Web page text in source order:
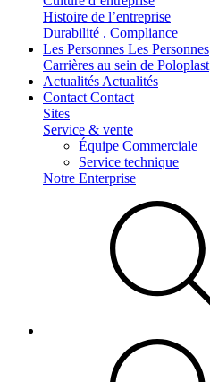
Histoire de l’entreprise
Durabilité . Compliance
Les Personnes Les Personnes
Carrières au sein de Poloplast
Actualités Actualités
Contact Contact
Sites
Service & vente
Équipe Commerciale
Service technique
Notre Enterprise